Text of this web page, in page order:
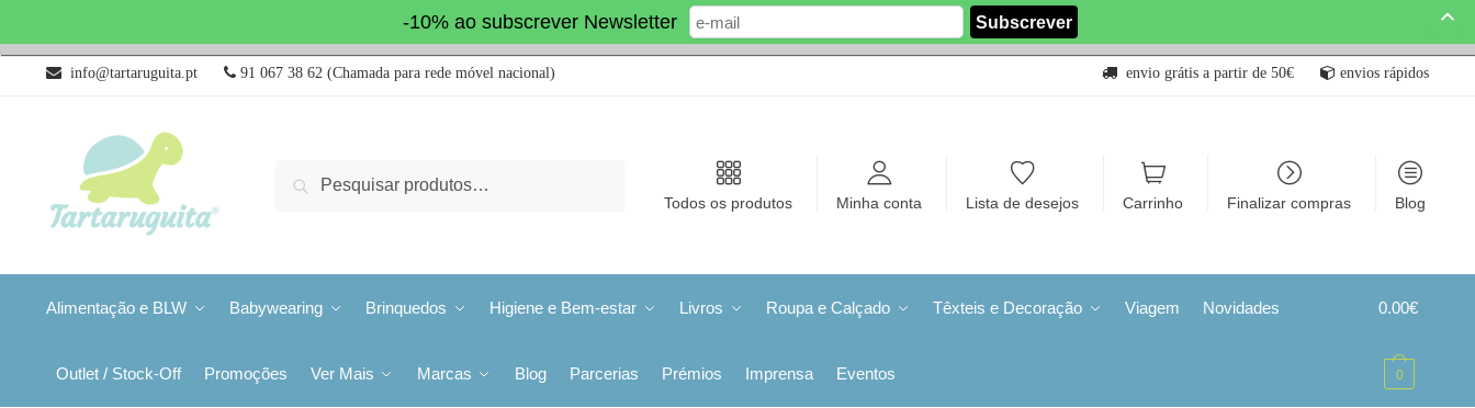
-10% ao subscrever Newsletter
info@tartaruguita.pt 91 067 38 62 (Chamada para rede móvel nacional) envio grátis a partir de 50€ envios rápidos
Pesquisa
Todos os produtos Minha conta Lista de desejos Carrinho Finalizar compras Blog
Alimentação e BLW Babywearing Brinquedos Higiene e Bem-estar Livros Roupa e Calçado Têxteis e Decoração Viagem Novidades
Outlet / Stock-Off Promoções Ver Mais Marcas Blog Parcerias Prémios Imprensa Eventos
0.00€
0